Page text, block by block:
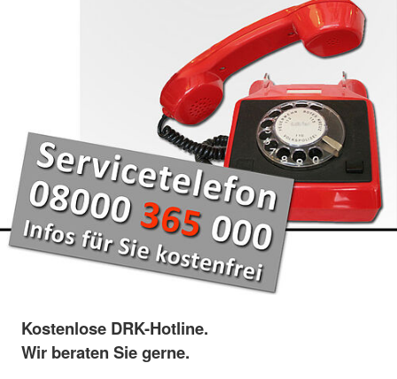
Kostenlose DRK-Hotline.
Wir beraten Sie gerne.